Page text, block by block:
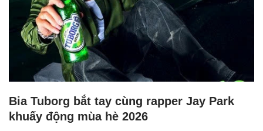
Bia Tuborg bắt tay cùng rapper Jay Park
khuấy động mùa hè 2026